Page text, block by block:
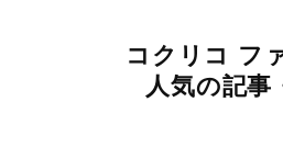
コクリコ フ
人気の記事